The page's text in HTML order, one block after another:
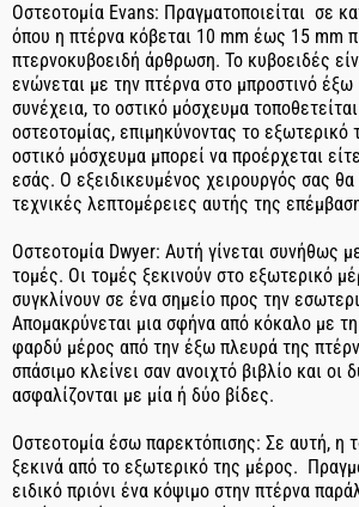
Οστεοτομία Evans: Πραγματοποιείται σε
όπου η πτέρνα κόβεται 10 mm έως 15 mm
πτερνοκυβοειδή άρθρωση. Το κυβοειδές
ενώνεται με την πτέρνα στο μπροστινό
συνέχεια, το οστικό μόσχευμα
οστεοτομίας, επιμηκύνοντας το εξωτερικό
οστικό μόσχευμα μπορεί να προέρχεται
εσάς. Ο εξειδικευμένος χειρουργός σας θα
τεχνικές λεπτομέρειες αυτής της
Οστεοτομία Dwyer: Αυτή γίνεται συνήθως
τομές. Οι τομές ξεκινούν στο εξωτερικό
συγκλίνουν σε ένα σημείο προς την
Απομακρύνεται μια σφήνα από κόκαλο με
φαρδύ μέρος από την έξω πλευρά της
σπάσιμο κλείνει σαν ανοιχτό βιβλίο και οι
ασφαλίζονται με μία ή δύο βίδες.
Οστεοτομία έσω παρεκτόπισης: Σε αυτή, η
ξεκινά από το εξωτερικό της μέρος.
ειδικό πριόνι ένα κόψιμο στην πτέρνα